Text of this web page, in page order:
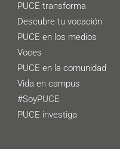
PUCE transforma
Descubre tu vocación
PUCE en los medios
Voces
PUCE en la comunidad
Vida en campus
#SoyPUCE
PUCE investiga